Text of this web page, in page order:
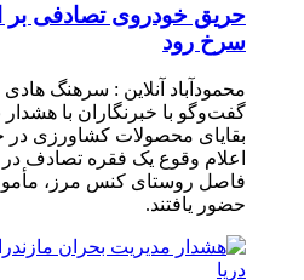
حریق خودروی تصادفی بر
سرخ رود
محمودآباد آنلاین : سرهنگ
گفت‌وگو با خبرنگاران با
بقایای محصولات کشاورزی در
اعلام وقوع یک فقره تصادف
فاصل روستای کنس مرز،
حضور یافتند.